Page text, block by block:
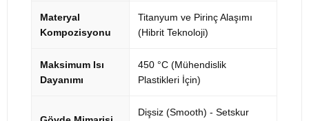
Materyal
Kompozisyonu
Titanyum ve Pirinç Alaşımı
(Hibrit Teknoloji)
Maksimum Isı
Dayanımı
450 °C (Mühendislik
Plastikleri İçin)
Dişsiz (Smooth) - Setskur